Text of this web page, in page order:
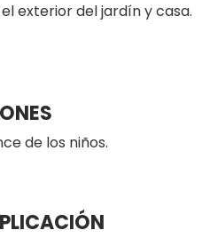
exterior del jardín y casa.
de los niños.